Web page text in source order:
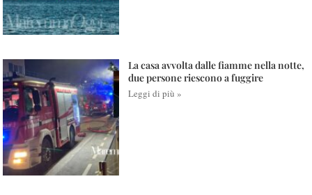
La casa avvolta dalle fiamme nella notte,
due persone riescono a fuggire
Leggi di più »